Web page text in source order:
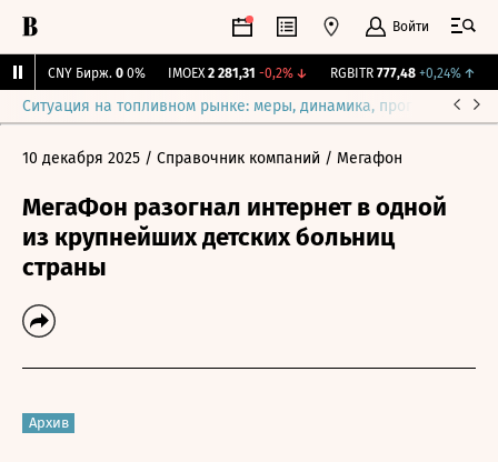
Войти
CNY Бирж. 0 0% IMOEX 2 281,31 -0,2%↓ RGBITR 777,48 +0,24%↑
Ситуация на топливном рынке: меры, динамика, прогнозы
10 декабря 2025 / Справочник компаний / Мегафон
МегаФон разогнал интернет в одной
из крупнейших детских больниц
страны
Архив